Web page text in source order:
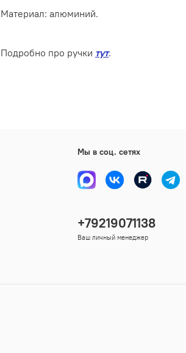
Материал: алюминий.
Подробно про ручки тут.
Мы в соц. сетях
+79219071138
Ваш личный менеджер